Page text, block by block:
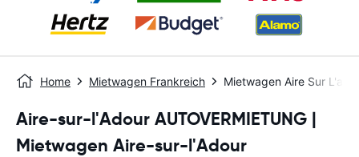
Home Mietwagen Frankreich Mietwagen Aire Sur
Aire-sur-l'Adour AUTOVERMIETUNG |
Mietwagen Aire-sur-l'Adour